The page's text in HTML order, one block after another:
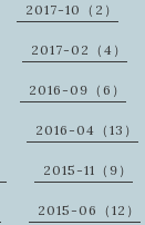
2017-10（2）
2017-02（4）
2016-09（6）
2016-04（13）
2015-11（9）
2015-06（12）